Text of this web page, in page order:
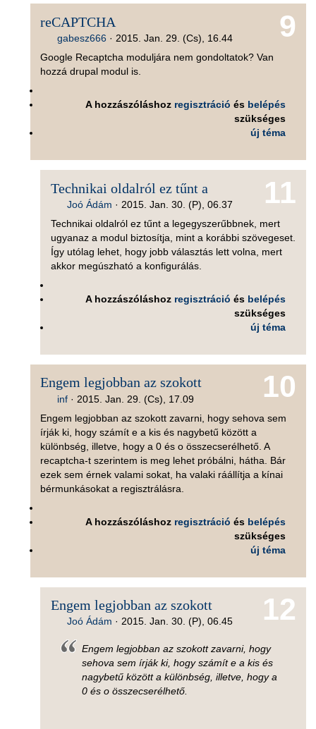
9
reCAPTCHA
gabesz666 · 2015. Jan. 29. (Cs), 16.44
Google Recaptcha moduljára nem gondoltatok? Van
hozzá drupal modul is.
A hozzászóláshoz regisztráció és belépés
szükséges
új téma
11
Technikai oldalról ez tűnt a
Joó Ádám · 2015. Jan. 30. (P), 06.37
Technikai oldalról ez tűnt a legegyszerűbbnek, mert
ugyanaz a modul biztosítja, mint a korábbi szövegeset.
Így utólag lehet, hogy jobb választás lett volna, mert
akkor megúszható a konfigurálás.
A hozzászóláshoz regisztráció és belépés
szükséges
új téma
10
Engem legjobban az szokott
inf· 2015. Jan. 29. (Cs), 17.09
Engem legjobban az szokott zavarni, hogy sehova sem
írják ki, hogy számít e a kis és nagybetű között a
különbség, illetve, hogy a 0 és o összecserélhető. A
recaptcha-t szerintem is meg lehet próbálni, hátha. Bár
ezek sem érnek valami sokat, ha valaki ráállítja a kínai
bérmunkásokat a regisztrálásra.
A hozzászóláshoz regisztráció és belépés
szükséges
új téma
12
Engem legjobban az szokott
Joó Ádám ·2015. Jan. 30. (P), 06.45
Engem legjobban az szokott zavarni, hogy
sehova sem írják ki, hogy számít e a kis és
nagybetű között a különbség, illetve, hogy a
0 és o összecserélhető.